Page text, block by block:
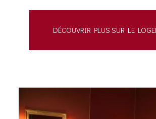
DÉCOUVRIR PLUS SUR LE